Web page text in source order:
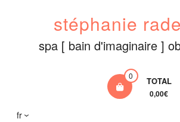
stéphanie
spa [ bain d'imaginaire ]
0 TOTAL
0,00€
fr